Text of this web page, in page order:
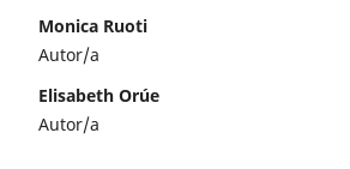
Monica Ruoti
Autor/a
Elisabeth Orúe
Autor/a